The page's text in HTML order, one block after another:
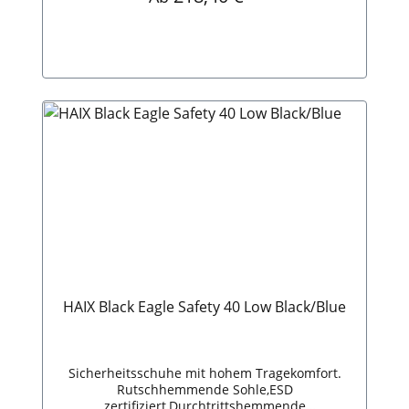
HAIX Black Eagle Safety 40 Low Black/Blue
Sicherheitsschuhe mit hohem Tragekomfort.
Rutschhemmende Sohle,ESD